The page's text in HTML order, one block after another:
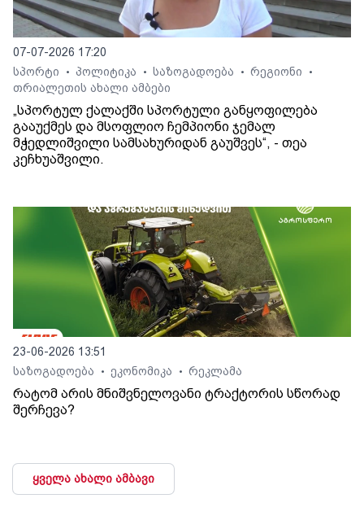
07-07-2026 17:20
სპორტი
• პოლიტიკა • საზოგადოება • რეგიონი •
თრიალეთის ახალი ამბები
„სპორტულ ქალაქში სპორტული განყოფილება
გააუქმეს და მსოფლიო ჩემპიონი ჯემალ
მჭედლიშვილი სამსახურიდან გაუშვეს“, - თეა
კეჩხუაშვილი.
23-06-2026 13:51
საზოგადოება
• ეკონომიკა • რეკლამა
რატომ არის მნიშვნელოვანი ტრაქტორის სწორად
შერჩევა?
ყველა ახალი ამბავი